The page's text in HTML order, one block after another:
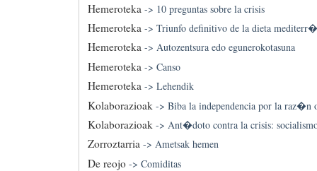
Hemeroteka -> 10 preguntas sobre la crisis
Hemeroteka-> Triunfo definitivo de la dieta
Hemeroteka-> Autozentsura edo egunerokotasuna
Hemeroteka-> Canso
Hemeroteka-> Lehendik
Kolaborazioak -> Biba la independencia por la raz�n
Kolaborazioak-> Ant�doto contra la crisis:
Zorroztarria-> Ametsak hemen
De reojo-> Comiditas